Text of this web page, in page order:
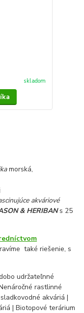
skladom
morská,
akváriové
& HERIBANs 25
také riešenie, s
udržateľnné
rastlinné
akváriá |
| Biotopové terárium